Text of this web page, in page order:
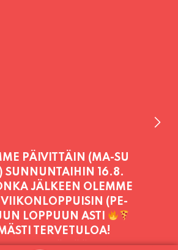
TÄNÄÄN:
11:00 - 21:00
PÄIVITTÄIN (MA-SU
SUNNUNTAIHIN 16.8.
JÄLKEEN OLEMME
(PE-